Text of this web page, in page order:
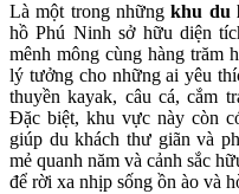
Là một trong nhữngkhu du
hồ Phú Ninh sở hữu diện
mênh mông cùng hàng trăm
lý tưởng cho những ai yêu
thuyền kayak, câu cá, cắm
Đặc biệt, khu vực này còn
giúp du khách thư giãn và
mẻ quanh năm và cảnh sắc
để rời xa nhịp sống ồn ào và